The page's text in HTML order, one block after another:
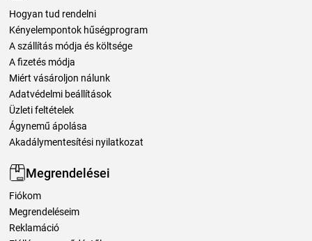
Hogyan tud rendelni
Kényelempontok hűségprogram
A szállítás módja és költsége
A fizetés módja
Miért vásároljon nálunk
Adatvédelmi beállítások
Üzleti feltételek
Ágynemű ápolása
Akadálymentesítési nyilatkozat
Megrendelései
Fiókom
Megrendeléseim
Reklamáció